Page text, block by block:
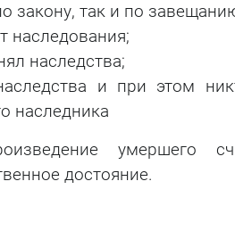
закону, так и по
наследования;
наследства;
и при этом
наследника
умершего
достояние.